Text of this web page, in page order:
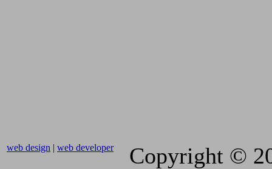
web design | web developer
Copyright ©